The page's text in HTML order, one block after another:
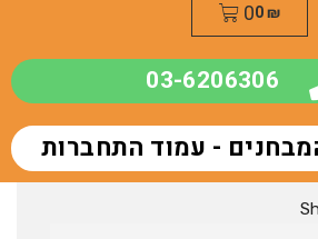
0₪
0
03-6206306
- עמוד התחברות